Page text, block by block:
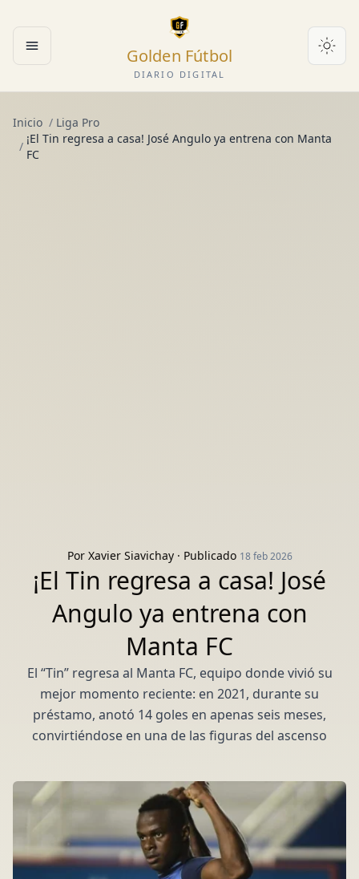
Abrir menú Golden Fútbol
DIARIO DIGITAL
Inicio / Liga Pro
/
¡El Tin regresa a casa! José Angulo ya entrena con Manta
FC
Por Xavier Siavichay· Publicado 18 feb 2026
¡El Tin regresa a casa! José
Angulo ya entrena con
Manta FC
El “Tin” regresa al Manta FC, equipo donde vivió su
mejor momento reciente: en 2021, durante su
préstamo, anotó 14 goles en apenas seis meses,
convirtiéndose en una de las figuras del ascenso